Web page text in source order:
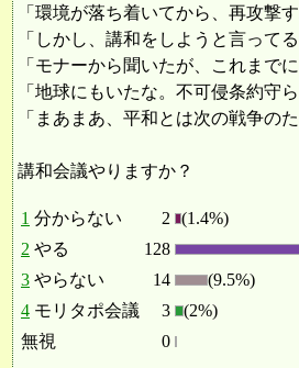
「環境が落ち着いてから、再攻撃
「しかし、講和をしようと言って
「モナーから聞いたが、これまで
「地球にもいたな。不可侵条約守
「まあまあ、平和とは次の戦争の
講和会議やりますか？
1 分からない 2
(1.4%)
2 やる 128
3 やらない 14
(9.5%)
4 モリタポ会議 3
(2%)
無視
0